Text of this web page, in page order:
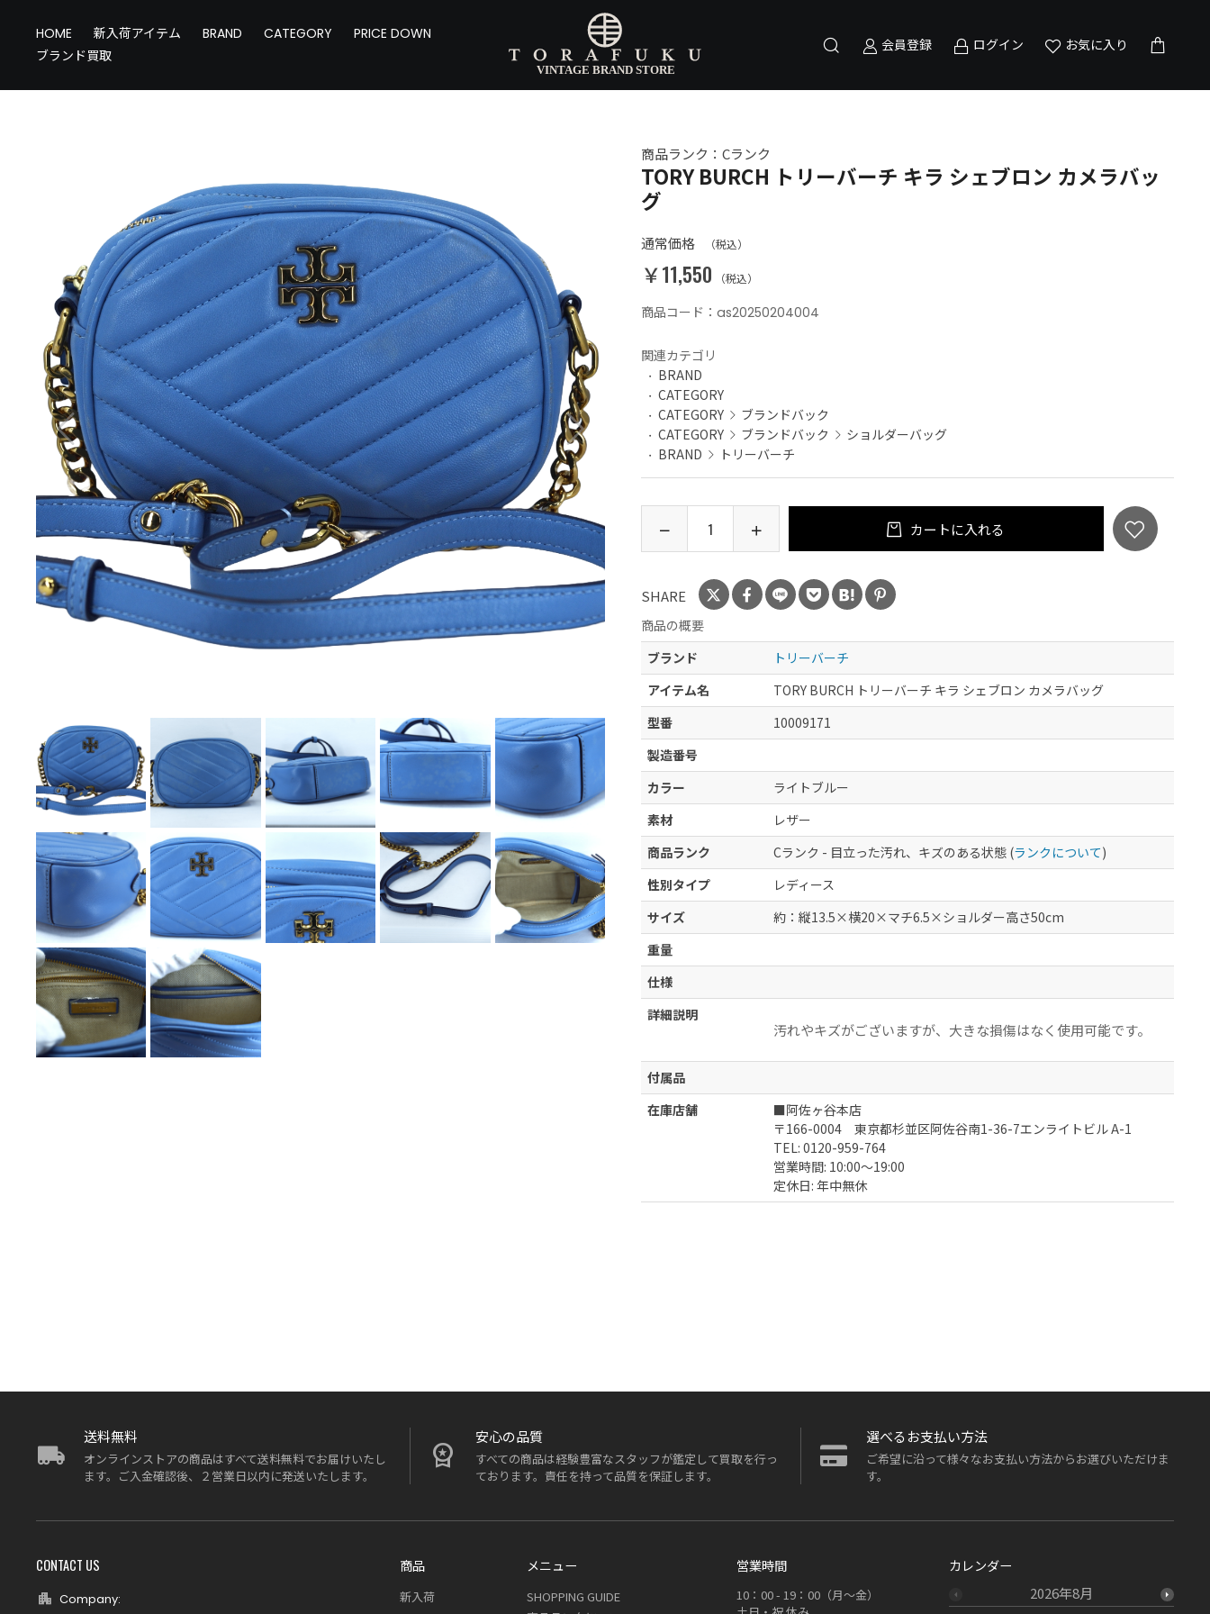
HOME 新入荷アイテム BRAND CATEGORY
PRICE DOWN
ブランド買取
会員登録 ログイン お気に入り
商品ランク：Cランク
TORY BURCH トリーバーチ キラ シェブロン カメラバッ
グ
通常価格 （税込）
￥11,550 （税込）
商品コード：as20250204004
関連カテゴリ
BRAND
CATEGORY
CATEGORY
ブランドバック
CATEGORY
ブランドバック
ショルダーバッグ
BRAND
トリーバーチ
カートに入れる
SHARE
商品の概要
ブランド
トリーバーチ
アイテム名
TORY BURCH トリーバーチ キラ シェブロン カメラバッグ
型番
10009171
製造番号
カラー
ライトブルー
素材
レザー
商品ランク
Cランク - 目立った汚れ、キズのある状態 (ランクについて)
性別タイプ
レディース
サイズ
約：縦13.5×横20×マチ6.5×ショルダー高さ50cm
重量
仕様
詳細説明
汚れやキズがございますが、大きな損傷はなく使用可能です。
付属品
在庫店舗
■阿佐ヶ谷本店
〒166-0004 東京都杉並区阿佐谷南1-36-7エンライトビル A-1
TEL: 0120-959-764
営業時間: 10:00～19:00
定休日: 年中無休
送料無料
オンラインストアの商品はすべて送料無料でお届けいたし
ます。ご入金確認後、２営業日以内に発送いたします。
安心の品質
すべての商品は経験豊富なスタッフが鑑定して買取を行っ
ております。責任を持って品質を保証します。
選べるお支払い方法
ご希望に沿って様々なお支払い方法からお選びいただけま
す。
CONTACT US
Company:
商品
新入荷
メニュー
SHOPPING GUIDE
営業時間
10：00 - 19：00（月～金）
カレンダー
2026年8月